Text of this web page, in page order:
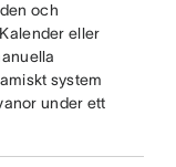
och
eller
system
under ett